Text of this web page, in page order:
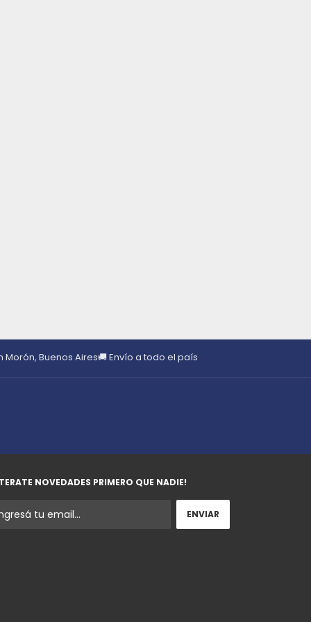
Morón, Buenos Aires🚚 Envío a todo el país
NOVEDADES PRIMERO QUE NADIE!